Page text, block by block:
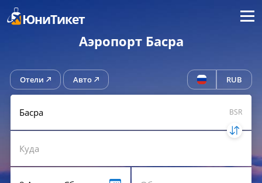
ЮниТикет Меню
Аэропорт Басра
Отели Авто RUB
BSR